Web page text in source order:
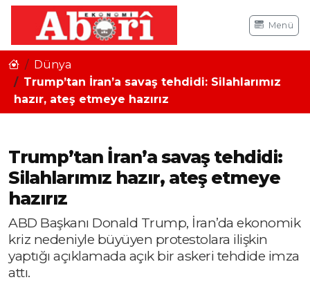
Menü
Dünya
Trump’tan İran’a savaş tehdidi: Silahlarımız
hazır, ateş etmeye hazırız
Trump’tan İran’a savaş tehdidi:
Silahlarımız hazır, ateş etmeye
hazırız
ABD Başkanı Donald Trump, İran’da ekonomik
kriz nedeniyle büyüyen protestolara ilişkin
yaptığı açıklamada açık bir askeri tehdide imza
attı.